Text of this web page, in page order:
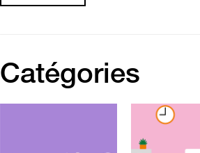
Catégories